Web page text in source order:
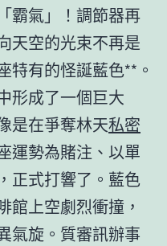
霸氣」！調節器再
天空的光束不再是
特有的怪誕藍色**。
形成了一個巨大
是在爭奪林天私密
運勢為賭注、以單
正式打響了。藍色
館上空劇烈衝撞，
氣旋。質審訊辦事